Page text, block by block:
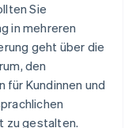
Sie
in mehreren
geht über die
den
für Kundinnen und
zu gestalten.